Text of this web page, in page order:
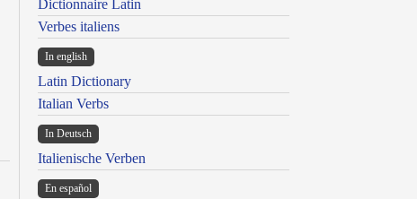
Dictionnaire Latin
Verbes italiens
In english
Latin Dictionary
Italian Verbs
In Deutsch
Italienische Verben
En español